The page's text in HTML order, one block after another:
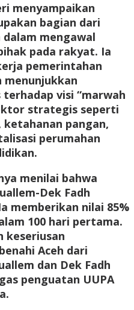
menyampaikan
bagian dari
mengawal
pada rakyat. Ia
pemerintahan
menunjukkan
visi “marwah
strategis seperti
pangan,
perumahan
menilai bahwa
Dek Fadh
memberikan nilai 85%
100 hari pertama.
keseriusan
Aceh dari
dan Dek Fadh
penguatan UUPA